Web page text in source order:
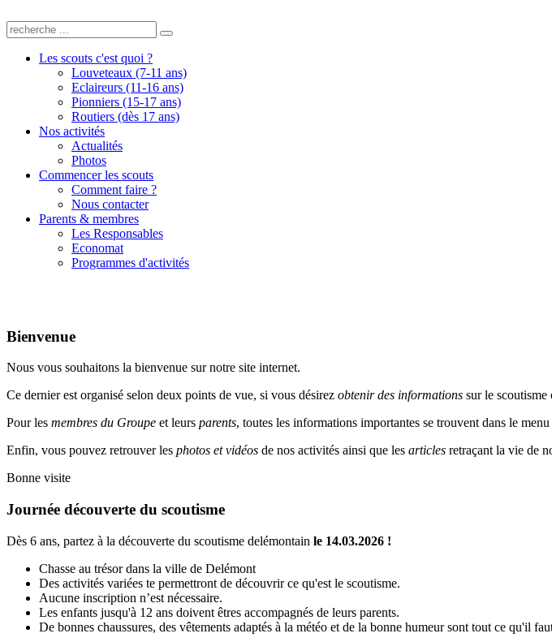
Les scouts c'est quoi ?
Louveteaux (7-11 ans)
Eclaireurs (11-16 ans)
Pionniers (15-17 ans)
Routiers (dès 17 ans)
Nos activités
Actualités
Photos
Commencer les scouts
Comment faire ?
Nous contacter
Parents & membres
Les Responsables
Economat
Programmes d'activités
Bienvenue
Nous vous souhaitons la bienvenue sur notre site internet.
Ce dernier est organisé selon deux points de vue, si vous désirez obtenir des informations sur le scoutisme
Pour les membres du Groupe et leurs parents, toutes les informations importantes se trouvent dans le
Enfin, vous pouvez retrouver les photos et vidéos de nos activités ainsi que les articles retraçant la vie de
Bonne visite
Journée découverte du scoutisme
Dès 6 ans, partez à la découverte du scoutisme delémontain le 14.03.2026 !
Chasse au trésor dans la ville de Delémont
Des activités variées te permettront de découvrir ce qu'est le scoutisme.
Aucune inscription n’est nécessaire.
Les enfants jusqu'à 12 ans doivent êtres accompagnés de leurs parents.
De bonnes chaussures, des vêtements adaptés à la météo et de la bonne humeur sont tout ce qu'il